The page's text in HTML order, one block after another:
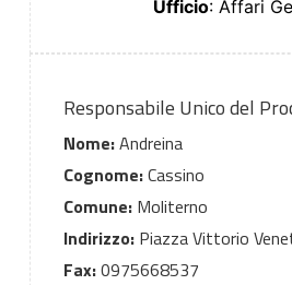
Ufficio: Affari
Responsabile Unico del
Nome:Andreina
Cognome:Cassino
Comune:Moliterno
Indirizzo:Piazza Vittorio
Fax:0975668537